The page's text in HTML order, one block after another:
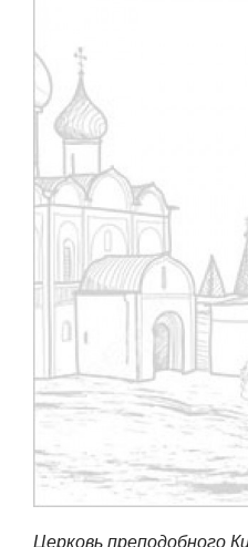
Церковь преподобного